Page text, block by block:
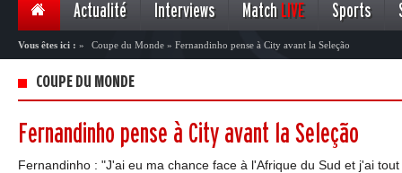
Actualité Interviews Match LIVE Sports
Vous êtes ici : » Coupe du Monde » Fernandinho pense à City avant la Seleção
COUPE DU MONDE
Fernandinho pense à City avant la Seleção
Fernandinho : "J'ai eu ma chance face à l'Afrique du Sud et j'ai